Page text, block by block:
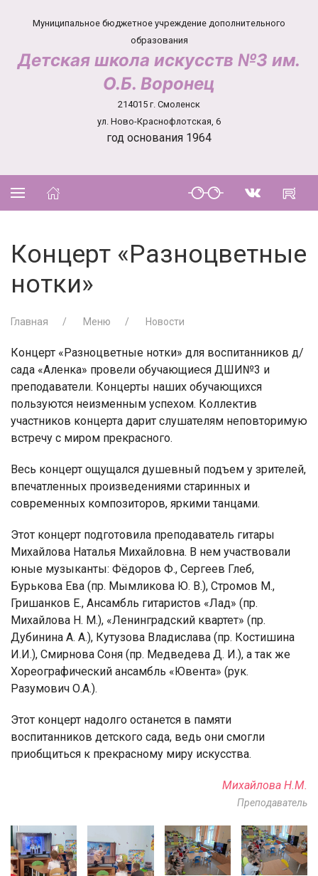
Муниципальное бюджетное учреждение дополнительного
образования
Детская школа искусств №3 им.
О.Б. Воронец
214015 г. Смоленск
ул. Ново-Краснофлотская, 6
год основания 1964
Концерт «Разноцветные
нотки»
Главная Меню Новости
Концерт «Разноцветные нотки» для воспитанников д/
сада «Аленка» провели обучающиеся ДШИ№3 и
преподаватели. Концерты наших обучающихся
пользуются неизменным успехом. Коллектив
участников концерта дарит слушателям неповторимую
встречу с миром прекрасного.
Весь концерт ощущался душевный подъем у зрителей,
впечатленных произведениями старинных и
современных композиторов, яркими танцами.
Этот концерт подготовила преподаватель гитары
Михайлова Наталья Михайловна. В нем участвовали
юные музыканты: Фёдоров Ф., Сергеев Глеб,
Бурькова Ева (пр. Мымликова Ю. В.), Стромов М.,
Гришанков Е., Ансамбль гитаристов «Лад» (пр.
Михайлова Н. М.), «Ленинградский квартет» (пр.
Дубинина А. А.), Кутузова Владислава (пр. Костишина
И.И.), Смирнова Соня (пр. Медведева Д. И.), а так же
Хореографический ансамбль «Ювента» (рук.
Разумович О.А.).
Этот концерт надолго останется в памяти
воспитанников детского сада, ведь они смогли
приобщиться к прекрасному миру искусства.
Михайлова Н.М.
Преподаватель